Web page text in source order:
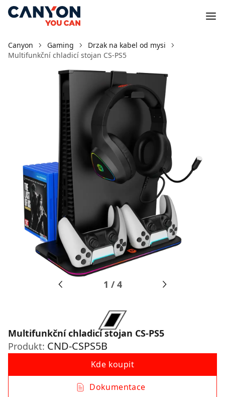
Canyon Gaming
Drzak na kabel od mysi
Multifunkční chladicí stojan CS-PS5
1 /4
Multifunkční chladicí stojan CS-PS5
Produkt: CND-CSPS5B
Kde koupit
Dokumentace